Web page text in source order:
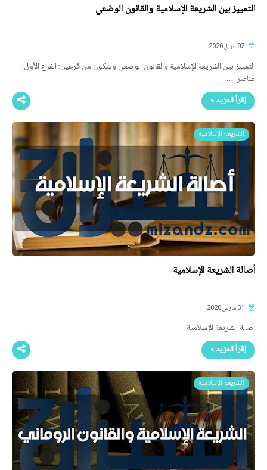
التمييز بين الشريعة الإسلامية والقانون الوضعي
02 أبريل 2020
التمييز بين الشريعة الإسلامية والقانون الوضعي ويتكون من فرعين: الفرع الأول:
عناصر ا…
إقرأ المزيد »
الشريعة الإسلامية
أصالة الشريعة الإسلامية
أصالة الشريعة الإسلامية
إقرأ المزيد »
الشريعة الإسلامية